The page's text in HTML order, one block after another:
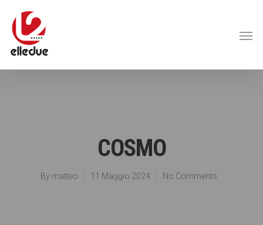
COSMO
By matteo 11 Maggio 2024 No Comments